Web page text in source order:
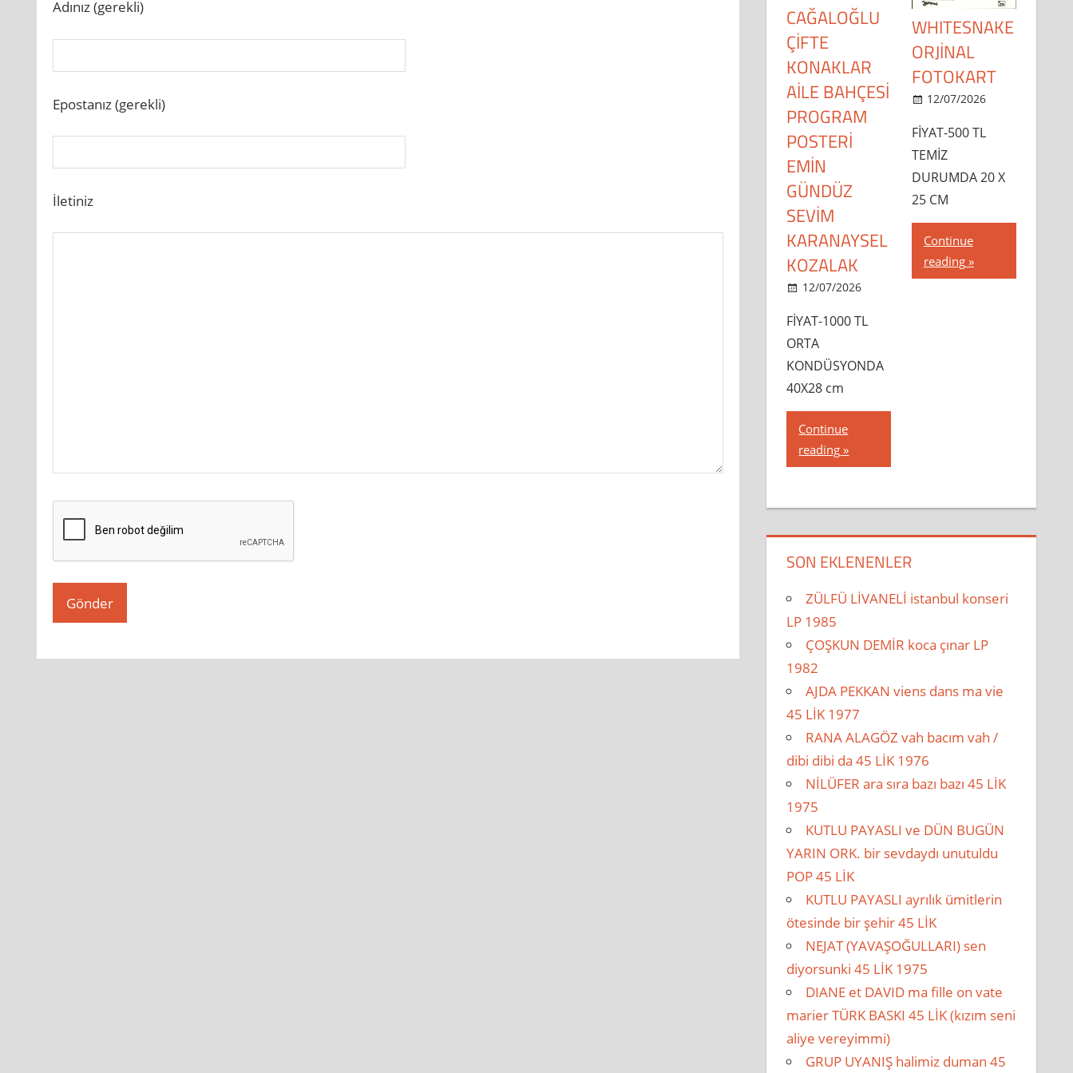
Adınız (gerekli)
Epostanız (gerekli)
İletiniz
CAĞALOĞLU
ÇİFTE
KONAKLAR
AİLE BAHÇESİ
PROGRAM
POSTERİ
EMİN
GÜNDÜZ
SEVİM
KARANAYSEL
KOZALAK
12/07/2026
FİYAT-1000 TL
ORTA
KONDÜSYONDA
40X28 cm
Continue
reading
WHITESNAKE
ORJİNAL
FOTOKART
12/07/2026
FİYAT-500 TL
TEMİZ
DURUMDA 20 X
25 CM
Continue
reading
SON EKLENENLER
ZÜLFÜ LİVANELİ istanbul konseri
LP 1985
ÇOŞKUN DEMİR koca çınar LP
1982
AJDA PEKKAN viens dans ma vie
45 LİK 1977
RANA ALAGÖZ vah bacım vah /
dibi dibi da 45 LİK 1976
NİLÜFER ara sıra bazı bazı 45 LİK
1975
KUTLU PAYASLI ve DÜN BUGÜN
YARIN ORK. bir sevdaydı unutuldu
POP 45 LİK
KUTLU PAYASLI ayrılık ümitlerin
ötesinde bir şehir 45 LİK
NEJAT (YAVAŞOĞULLARI) sen
diyorsunki 45 LİK 1975
DIANE et DAVID ma fille on vate
marier TÜRK BASKI 45 LİK (kızım seni
aliye vereyimmi)
GRUP UYANIŞ halimiz duman 45